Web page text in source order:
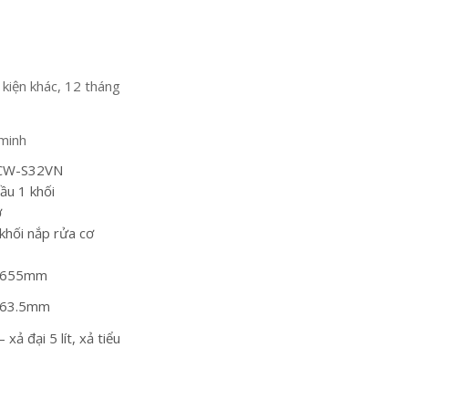
khác, 12 tháng
S32VN
1 khối
nắp rửa cơ
xả đại 5 lít, xả tiểu